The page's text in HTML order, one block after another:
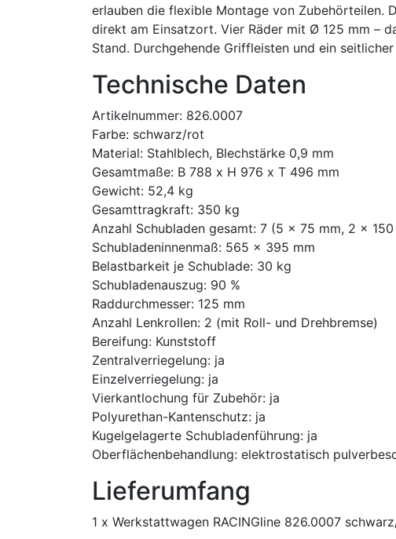
erlauben die flexible Montage von Zubehörteilen.
direkt am Einsatzort. Vier Räder mit Ø 125 mm –
Stand. Durchgehende Griffleisten und ein
Technische Daten
Artikelnummer: 826.0007
Farbe: schwarz/rot
Material: Stahlblech, Blechstärke 0,9 mm
Gesamtmaße: B 788 x H 976 x T 496 mm
Gewicht: 52,4 kg
Gesamttragkraft: 350 kg
Anzahl Schubladen gesamt: 7 (5 x 75 mm, 2 x 150
Schubladeninnenmaß: 565 x 395 mm
Belastbarkeit je Schublade: 30 kg
Schubladenauszug: 90 %
Raddurchmesser: 125 mm
Anzahl Lenkrollen: 2 (mit Roll- und Drehbremse)
Bereifung: Kunststoff
Zentralverriegelung: ja
Einzelverriegelung: ja
Vierkantlochung für Zubehör: ja
Polyurethan-Kantenschutz: ja
Kugelgelagerte Schubladenführung: ja
Oberflächenbehandlung: elektrostatisch
Lieferumfang
1 x Werkstattwagen RACINGline 826.0007